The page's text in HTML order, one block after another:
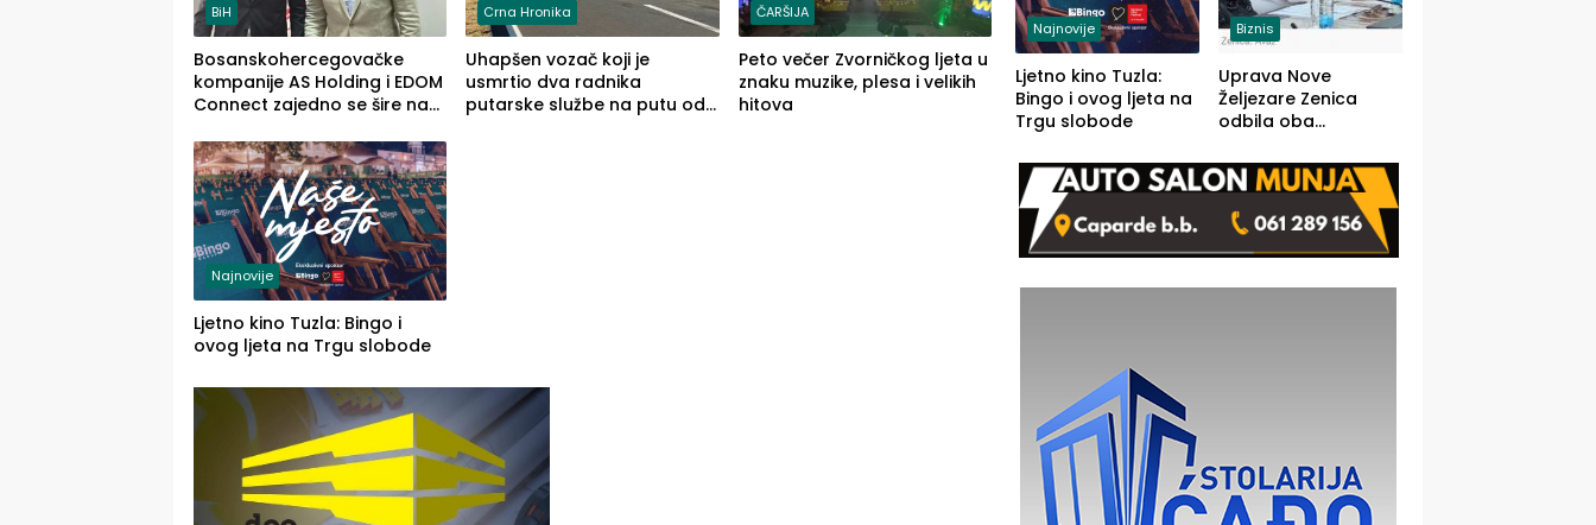
BiH
Bosanskohercegovačke
kompanije AS Holding i EDOM
Connect zajedno se šire na
Crna Hronika
Uhapšen vozač koji je
usmrtio dva radnika
putarske službe na putu od
ČARŠIJA
Peto večer Zvorničkog ljeta u
znaku muzike, plesa i velikih
hitova
Najnovije
Ljetno kino Tuzla: Bingo i
ovog ljeta na Trgu slobode
Najnovije
Ljetno kino Tuzla:
Bingo i ovog ljeta na
Trgu slobode
Biznis
Uprava Nove
Željezare Zenica
odbila oba
FBiH: Ustrajni da je
stečaj jedino rješenje